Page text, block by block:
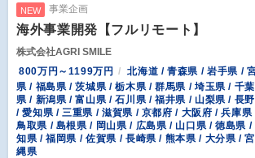
NEW 事業企画
海外事業開発【フルリモート】
株式会社AGRI SMILE
800万円～1199万円
北海道 / 青森県 / 岩手県 /
県 / 福島県 / 茨城県 / 栃木県 / 群馬県 / 埼玉県 / 千
県 / 新潟県 / 富山県 / 石川県 / 福井県 / 山梨県 / 長
/ 愛知県 / 三重県 / 滋賀県 / 京都府 / 大阪府 / 兵庫
鳥取県 / 島根県 / 岡山県 / 広島県 / 山口県 / 徳島県
知県 / 福岡県 / 佐賀県 / 長崎県 / 熊本県 / 大分県 /
縄県